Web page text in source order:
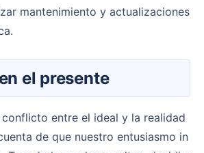
mantenimiento y actualizaciones
en el presente
de que nuestro entusiasmo in